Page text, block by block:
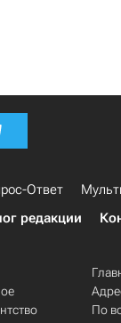
Ответ
редакции
По